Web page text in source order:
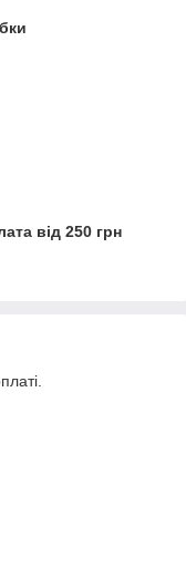
від 250 грн